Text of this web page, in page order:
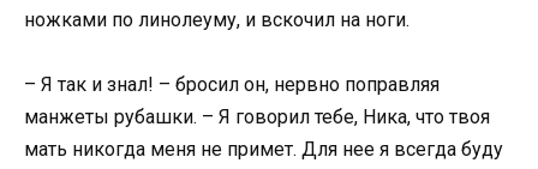
ножками по линолеуму, и вскочил на ноги.
– Я так и знал! – бросил он, нервно поправляя
манжеты рубашки. – Я говорил тебе, Ника, что твоя
мать никогда меня не примет. Для нее я всегда буду